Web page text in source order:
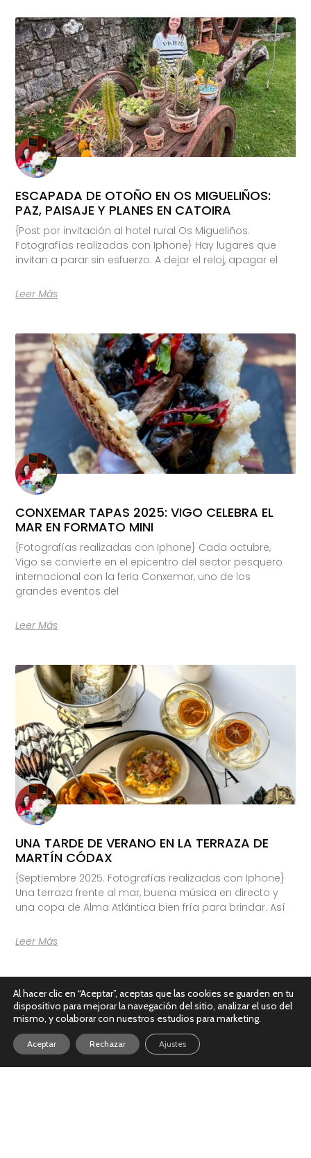
ESCAPADA DE OTOÑO EN OS MIGUELIÑOS:
PAZ, PAISAJE Y PLANES EN CATOIRA
{Post por invitación al hotel rural Os Migueliños.
Fotografías realizadas con Iphone} Hay lugares que
invitan a parar sin esfuerzo. A dejar el reloj, apagar el
Leer Más
CONXEMAR TAPAS 2025: VIGO CELEBRA EL
MAR EN FORMATO MINI
{Fotografías realizadas con Iphone} Cada octubre,
Vigo se convierte en el epicentro del sector pesquero
internacional con la feria Conxemar, uno de los
grandes eventos del
Leer Más
UNA TARDE DE VERANO EN LA TERRAZA DE
MARTÍN CÓDAX
{Septiembre 2025. Fotografías realizadas con Iphone}
Una terraza frente al mar, buena música en directo y
una copa de Alma Atlántica bien fría para brindar. Así
Leer Más
Al hacer clic en “Aceptar”, aceptas que las cookies se guarden en tu
dispositivo para mejorar la navegación del sitio, analizar el uso del
mismo, y colaborar con nuestros estudios para marketing.
Aceptar Rechazar Ajustes